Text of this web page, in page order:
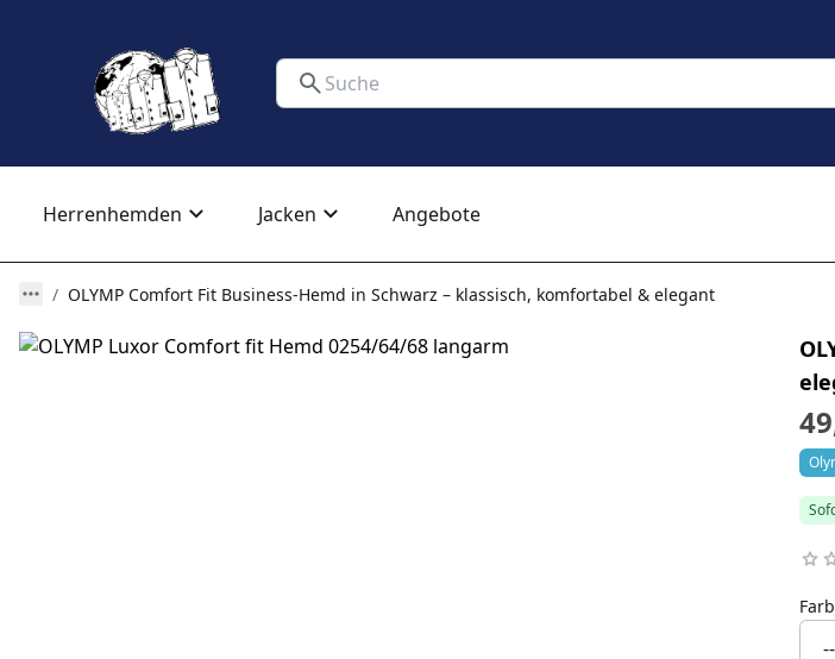
Herrenhemden Jacken Angebote
OLYMP Comfort Fit Business-Hemd in Schwarz – klassisch, komfortabel & elegant